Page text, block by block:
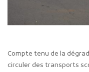
Compte tenu de la
circuler des transports